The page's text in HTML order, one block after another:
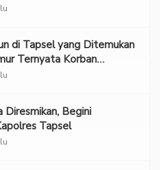
di Tapsel yang Ditemukan
Ternyata Korban
Diresmikan, Begini
Tapsel